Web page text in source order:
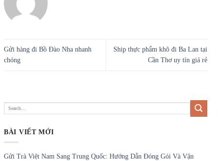
Gửi hàng đi Bồ Đào Nha nhanh
chóng
Ship thực phẩm khô đi Ba Lan tại
Cần Thơ uy tín giá rẻ
BÀI VIẾT MỚI
Gửi Trà Việt Nam Sang Trung Quốc: Hướng Dẫn Đóng Gói Và Vận